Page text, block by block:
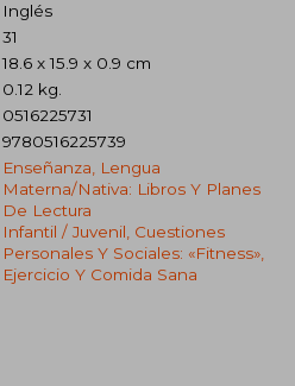
Inglés
31
18.6 x 15.9 x 0.9 cm
0.12 kg.
0516225731
9780516225739
Enseñanza, Lengua
Materna/nativa: Libros Y Planes
De Lectura
Infantil / Juvenil, Cuestiones
Personales Y Sociales: «fitness»,
Ejercicio Y Comida Sana